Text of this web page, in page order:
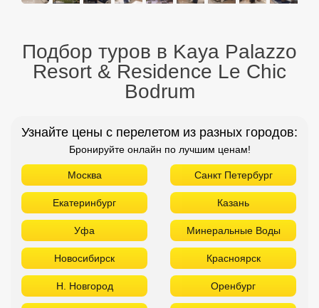
Подбор туров в Kaya Palazzo
Bodrum
Узнайте цены с перелетом из разных городов:
Бронируйте онлайн по лучшим ценам!
Москва Санкт Петербург
Екатеринбург Казань
Уфа Минеральные Воды
Новосибирск Красноярск